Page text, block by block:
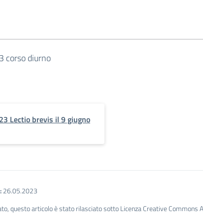
corso diurno
Lectio brevis il 9 giugno
26.05.2023
questo articolo è stato rilasciato sotto Licenza Creative Commons